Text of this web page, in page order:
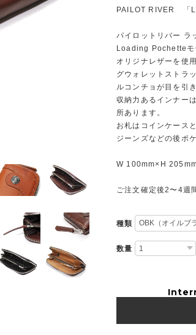
PAILOT RIVER 「
パイロットリバー ラ
Loading Pochetteモ
オリジナレザーを使
グウォレットストラ
ルコンチョが目を引き
収納力あるインナー
所あります。
お札はコインケース
ジーンズなどの後ポ
W 100mm×H
ご注文確定後2〜4週
種類
数量